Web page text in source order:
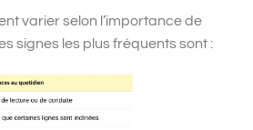
varier selon l’importance de
signes les plus fréquents sont :